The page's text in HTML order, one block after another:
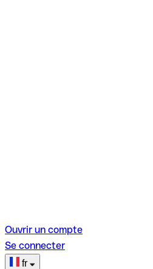
Ouvrir un compte
Se connecter
fr